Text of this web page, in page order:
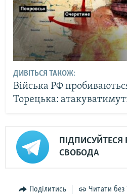
ДИВІТЬСЯ ТАКОЖ:
Війська РФ
Торецька:
ПІДПИСУЙТЕСЯ
СВОБОДА
Поділитись Читати без